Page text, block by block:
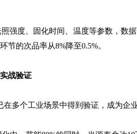
度、固化时间、温度等参数，数
节的次品率从8%降至0.5%。
战验证
个工业场景中得到验证，成为企业